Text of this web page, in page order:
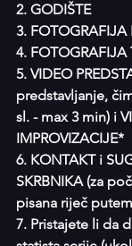
2. GODIŠTE
3. FOTOGRAFIJA
4. FOTOGRAFIJA
5. VIDEO
predstavljanje,
sl. - max 3 min) i
IMPROVIZACIJE*
6. KONTAKT i
SKRBNIKA (za
pisana riječ
7. Pristajete li da